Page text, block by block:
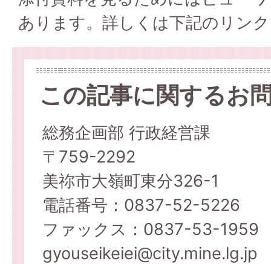
あります。詳しくは下記のリン
この記事に関するお
総務企画部 行政経営課
〒759-2292
美祢市大嶺町東分326-1
電話番号：0837-52-5226
ファックス：0837-53-1959
gyouseikeiei@city.mine.lg.jp